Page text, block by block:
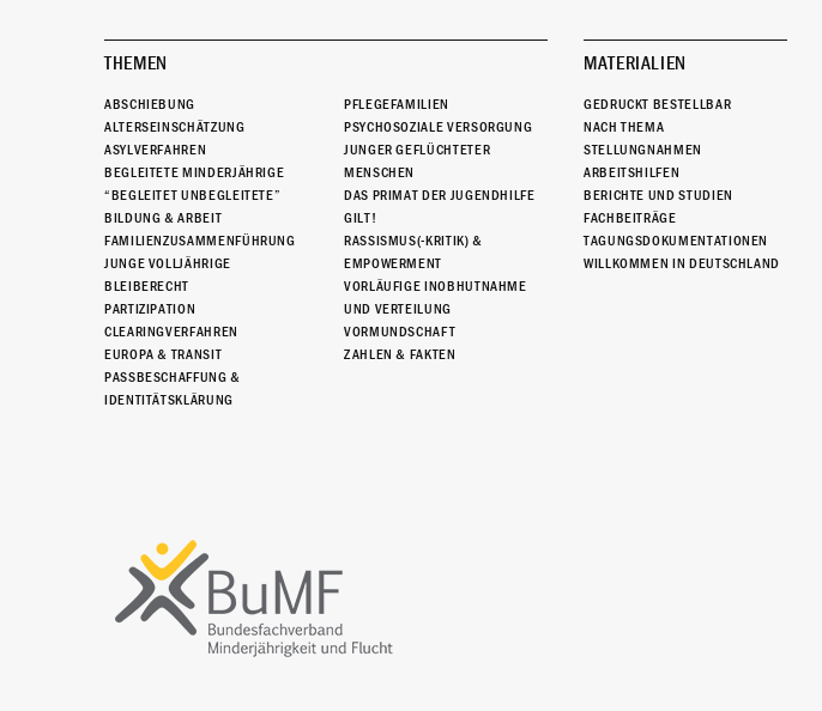
THEMEN
ABSCHIEBUNG
ALTERSEINSCHÄTZUNG
ASYLVERFAHREN
BEGLEITETE MINDERJÄHRIGE
“BEGLEITET UNBEGLEITETE”
BILDUNG & ARBEIT
FAMILIENZUSAMMENFÜHRUNG
JUNGE VOLLJÄHRIGE
BLEIBERECHT
PARTIZIPATION
CLEARINGVERFAHREN
EUROPA & TRANSIT
PASSBESCHAFFUNG &
IDENTITÄTSKLÄRUNG
PFLEGEFAMILIEN
PSYCHOSOZIALE VERSORGUNG
JUNGER GEFLÜCHTETER
MENSCHEN
DAS PRIMAT DER JUGENDHILFE
GILT!
RASSISMUS(-KRITIK) &
EMPOWERMENT
VORLÄUFIGE INOBHUTNAHME
UND VERTEILUNG
VORMUNDSCHAFT
ZAHLEN & FAKTEN
MATERIALIEN
GEDRUCKT BESTELLBAR
NACH THEMA
STELLUNGNAHMEN
ARBEITSHILFEN
BERICHTE UND STUDIEN
FACHBEITRÄGE
TAGUNGSDOKUMENTATIONEN
WILLKOMMEN IN DEUTSCHLAND